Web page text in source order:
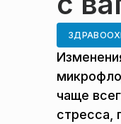
чаще
стресса,